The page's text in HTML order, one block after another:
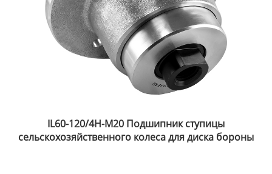
IL60-120/4H-M20 Подшипник ступицы
сельскохозяйственного колеса для диска бороны